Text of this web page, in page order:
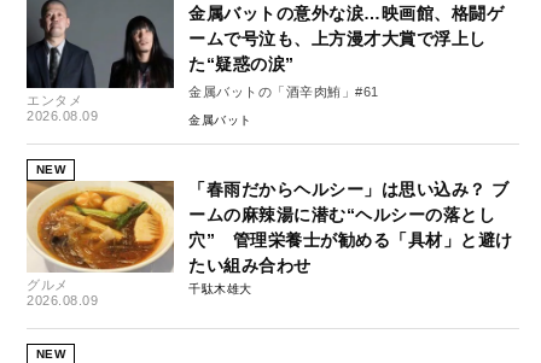
エンタメ
2026.08.09
金属バットの意外な涙…映画館、格闘ゲ
ームで号泣も、上方漫才大賞で浮上し
た“疑惑の涙”
金属バットの「酒辛肉鮪」#61
金属バット
NEW
グルメ
2026.08.09
「春雨だからヘルシー」は思い込み？ ブ
ームの麻辣湯に潜む“ヘルシーの落とし
穴” 管理栄養士が勧める「具材」と避け
たい組み合わせ
千駄木雄大
NEW